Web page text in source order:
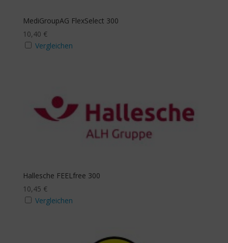
Ja
Zusatzbudget Sehhilfe
MediGroupAG FlexSelect 300
10,40 €
Vergleichen
Hallesche FEELfree 300
10,45 €
Vergleichen